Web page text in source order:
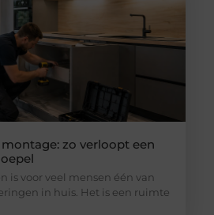
zo verloopt een
is voor veel mensen één van
in huis. Het is een ruimte